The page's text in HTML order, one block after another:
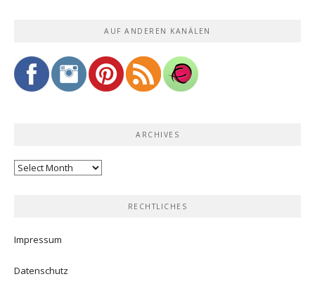
AUF ANDEREN KANÄLEN
ARCHIVES
Archives
RECHTLICHES
Impressum
Datenschutz